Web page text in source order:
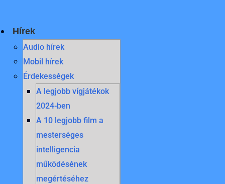
content
Hírek
Audio hírek
Mobil hírek
Érdekességek
A legjobb vígjátékok
2024-ben
A 10 legjobb film a
mesterséges
intelligencia
működésének
megértéséhez